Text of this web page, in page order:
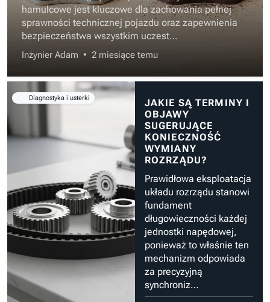
hamulcowe jest kluczowe dla zachowania pełnej
sprawności technicznej pojazdu oraz zapewnienia
bezpieczeństwa wszystkim uczest…
Inżynier Adam • 2 miesiące temu
Diagnostyka i usterki
JAKIE SĄ TERMINY I
OBJAWY
SUGERUJĄCE
KONIECZNOŚĆ
WYMIANY
ROZRZĄDU?
Prawidłowa eksploatacja
układu rozrządu stanowi
fundament
długowieczności każdej
jednostki napędowej,
ponieważ to właśnie ten
mechanizm odpowiada
za precyzyjną
synchroniz…